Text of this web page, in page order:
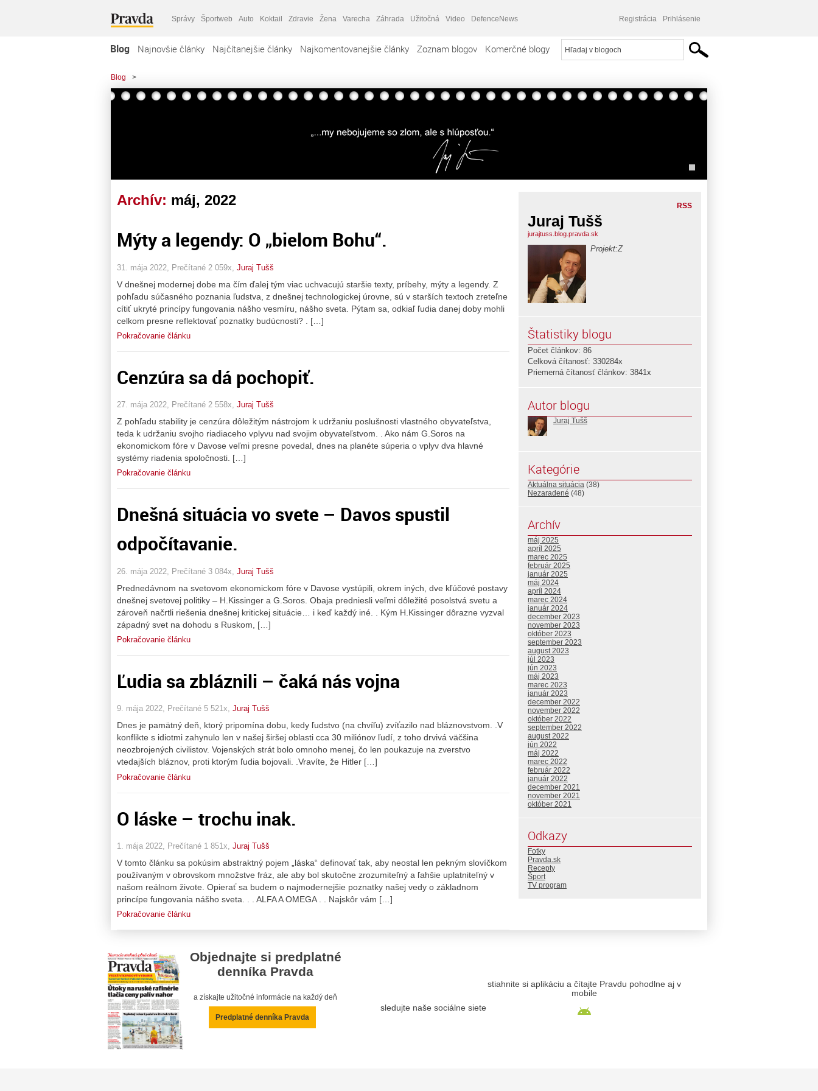
Správy Športweb Auto Koktail Zdravie Žena Varecha Záhrada Užitočná Video DefenceNews Registrácia Prihlásenie
Blog Najnovšie články Najčítanejšie články Najkomentovanejšie články Zoznam blogov Komerčné blogy
Blog >
Archív: máj, 2022
Mýty a legendy: O „bielom Bohu“.
31. mája 2022, Prečítané 2 059x, Juraj Tušš
V dnešnej modernej dobe ma čím ďalej tým viac uchvacujú staršie texty, príbehy, mýty a legendy. Z
pohľadu súčasného poznania ľudstva, z dnešnej technologickej úrovne, sú v starších textoch zreteľne
cítiť ukryté princípy fungovania nášho vesmíru, nášho sveta. Pýtam sa, odkiaľ ľudia danej doby mohli
celkom presne reflektovať poznatky budúcnosti? . […]
Pokračovanie článku
Cenzúra sa dá pochopiť.
27. mája 2022, Prečítané 2 558x, Juraj Tušš
Z pohľadu stability je cenzúra dôležitým nástrojom k udržaniu poslušnosti vlastného obyvateľstva,
teda k udržaniu svojho riadiaceho vplyvu nad svojim obyvateľstvom. . Ako nám G.Soros na
ekonomickom fóre v Davose veľmi presne povedal, dnes na planéte súperia o vplyv dva hlavné
systémy riadenia spoločnosti. […]
Pokračovanie článku
Dnešná situácia vo svete – Davos spustil
odpočítavanie.
26. mája 2022, Prečítané 3 084x, Juraj Tušš
Prednedávnom na svetovom ekonomickom fóre v Davose vystúpili, okrem iných, dve kľúčové postavy
dnešnej svetovej politiky – H.Kissinger a G.Soros. Obaja predniesli veľmi dôležité posolstvá svetu a
zároveň načrtli riešenia dnešnej kritickej situácie… i keď každý iné. . Kým H.Kissinger dôrazne vyzval
západný svet na dohodu s Ruskom, […]
Pokračovanie článku
Ľudia sa zbláznili – čaká nás vojna
9. mája 2022, Prečítané 5 521x, Juraj Tušš
Dnes je pamätný deň, ktorý pripomína dobu, kedy ľudstvo (na chvíľu) zvíťazilo nad bláznovstvom. .V
konflikte s idiotmi zahynulo len v našej širšej oblasti cca 30 miliónov ľudí, z toho drvivá väčšina
neozbrojených civilistov. Vojenských strát bolo omnoho menej, čo len poukazuje na zverstvo
vtedajších bláznov, proti ktorým ľudia bojovali. .Vravíte, že Hitler […]
Pokračovanie článku
O láske – trochu inak.
1. mája 2022, Prečítané 1 851x, Juraj Tušš
V tomto článku sa pokúsim abstraktný pojem „láska“ definovať tak, aby neostal len pekným slovíčkom
používaným v obrovskom množstve fráz, ale aby bol skutočne zrozumiteľný a ľahšie uplatniteľný v
našom reálnom živote. Opierať sa budem o najmodernejšie poznatky našej vedy o základnom
princípe fungovania nášho sveta. . . ALFA A OMEGA . . Najskôr vám […]
Pokračovanie článku
RSS
Juraj Tušš
jurajtuss.blog.pravda.sk
Projekt:Z
Štatistiky blogu
Počet článkov: 86
Celková čítanosť: 330284x
Priemerná čítanosť článkov: 3841x
Autor blogu
Juraj Tušš
Kategórie
Aktuálna situácia (38)
Nezaradené (48)
Archív
máj 2025
apríl 2025
marec 2025
február 2025
január 2025
máj 2024
apríl 2024
marec 2024
január 2024
december 2023
november 2023
október 2023
september 2023
august 2023
júl 2023
jún 2023
máj 2023
marec 2023
január 2023
december 2022
november 2022
október 2022
september 2022
august 2022
jún 2022
máj 2022
marec 2022
február 2022
január 2022
december 2021
november 2021
október 2021
Odkazy
Fotky
Pravda.sk
Recepty
Šport
TV program
Objednajte si predplatné
denníka Pravda
a získajte užitočné informácie na každý deň
Predplatné denníka Pravda
sledujte naše sociálne siete
stiahnite si aplikáciu a čítajte Pravdu pohodlne aj v
mobile